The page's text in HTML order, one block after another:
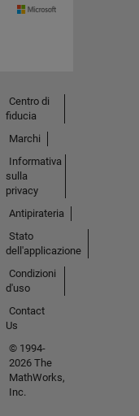
Centro di
fiducia
Marchi
Informativa
sulla
privacy
Antipirateria
Stato
dell'applicazione
Condizioni
d'uso
Contact
Us
© 1994-
2026 The
MathWorks,
Inc.